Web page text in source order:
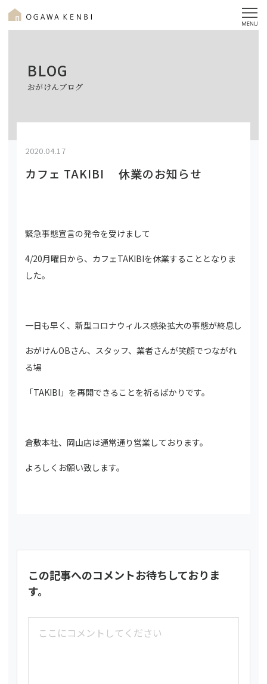
BLOG
おがけんブログ
2020.04.17
カフェ TAKIBI 休業のお知らせ
緊急事態宣言の発令を受けまして
4/20月曜日から、カフェTAKIBIを休業することとなりま
した。
一日も早く、新型コロナウィルス感染拡大の事態が終息し
おがけんOBさん、スタッフ、業者さんが笑顔でつながれ
る場
「TAKIBI」を再開できることを祈るばかりです。
倉敷本社、岡山店は通常通り営業しております。
よろしくお願い致します。
この記事へのコメントお待ちしておりま
す。